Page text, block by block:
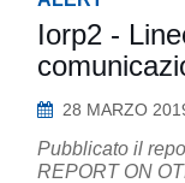
Iorp2 -
28 MARZO
Pubblicato il
REPORT ON